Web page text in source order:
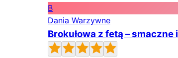
B
Dania Warzywne
Brokułowa z fetą –